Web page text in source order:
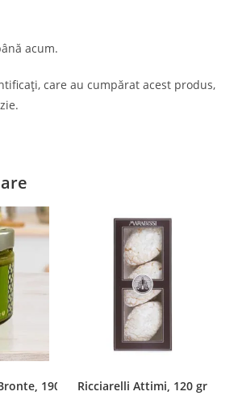
acum.
care au cumpărat acest produs,
190 gr Ricciarelli Attimi, 120 gr